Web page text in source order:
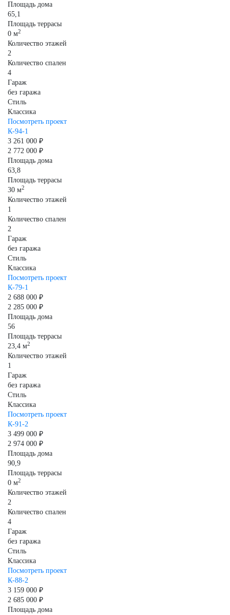
Площадь дома
65,1
Площадь террасы
0 м2
Количество этажей
2
Количество спален
4
Гараж
без гаража
Стиль
Классика
Посмотреть проект
К-94-1
3 261 000 ₽
2 772 000 ₽
Площадь дома
63,8
Площадь террасы
30 м2
Количество этажей
1
Количество спален
2
Гараж
без гаража
Стиль
Классика
Посмотреть проект
К-79-1
2 688 000 ₽
2 285 000 ₽
Площадь дома
56
Площадь террасы
23,4 м2
Количество этажей
1
Гараж
без гаража
Стиль
Классика
Посмотреть проект
К-91-2
3 499 000 ₽
2 974 000 ₽
Площадь дома
90,9
Площадь террасы
0 м2
Количество этажей
2
Количество спален
4
Гараж
без гаража
Стиль
Классика
Посмотреть проект
К-88-2
3 159 000 ₽
2 685 000 ₽
Площадь дома